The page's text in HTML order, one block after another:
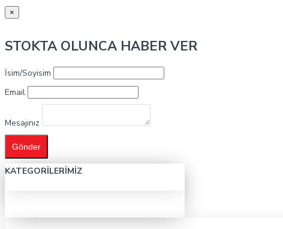
×
STOKTA OLUNCA HABER VER
İsim/Soyisim
Email
Mesajınız
Gönder
KATEGORILERIMIZ